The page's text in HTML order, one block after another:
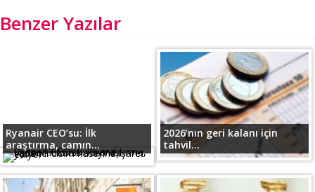
Benzer Yazılar
Ryanair CEO’su: İlk
araştırma, camın...
2026’nın geri kalanı için
tahvil...